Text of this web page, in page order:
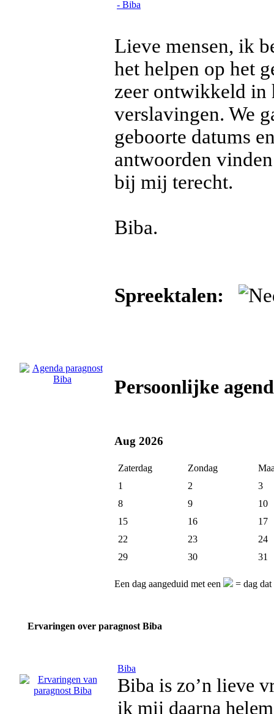
Lieve mensen, ik
het helpen op het
zeer ontwikkeld in
verslavingen. We
geboorte datums
antwoorden
bij mij terecht.
Biba.
Spreektalen:
Persoonlijke
Aug 2026
Zaterdag Zondag
1
2
3
8
9
10
15
16
17
22
23
24
29
30 31
Een dag aangeduid met een = dag dat
Ervaringen over paragnost Biba
Biba
Biba is zo’n lieve
ik mij daarna